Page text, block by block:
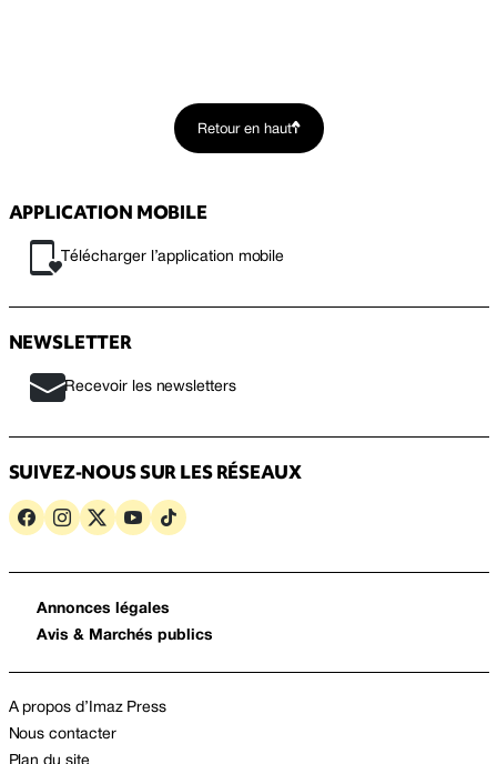
Retour en haut
APPLICATION MOBILE
Télécharger l’application mobile
NEWSLETTER
Recevoir les newsletters
SUIVEZ-NOUS SUR LES RÉSEAUX
Annonces légales
Avis & Marchés publics
A propos d’Imaz Press
Nous contacter